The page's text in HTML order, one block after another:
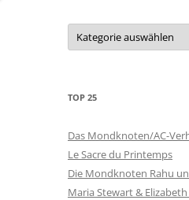
Kategorien
TOP 25
Das Mondknoten/AC-
Le Sacre du Printemps
Die Mondknoten Rahu
Maria Stewart &